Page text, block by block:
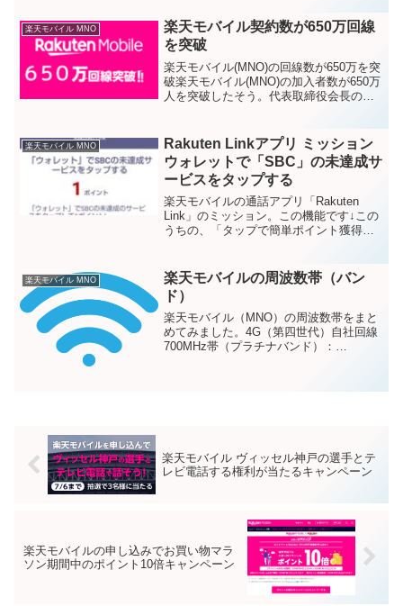
い場合、次のやり方があります。楽天モ
バイル 自分の電話番...
楽天モバイル MNO
楽天モバイル契約数が650万回線
を突破
楽天モバイル(MNO)の回線数が650万を突
破楽天モバイル(MNO)の加入者数が650万
人を突破したそう。代表取締役会長の三
の加入者数を合わせると7...
楽天モバイル MNO
Rakuten Linkアプリ ミッション
ウォレットで「SBC」の未達成サ
ービスをタップする
楽天モバイルの通話アプリ「Rakuten
Link」のミッション。この機能です↓この
うちの、「タップで簡単ポイント獲得」
がありました。SBCとは？SBCって、な
んのこ...
楽天モバイル MNO
楽天モバイルの周波数帯（バン
ド）
楽天モバイル（MNO）の周波数帯をまと
めてみました。4G（第四世代）自社回線
700MHz帯（プラチナバンド）：
楽天モバイル ヴィッセル神戸の選手とテ
レビ電話する権利が当たるキャンペーン
楽天モバイルの申し込みでお買い物マラ
ソン期間中のポイント10倍キャンペーン